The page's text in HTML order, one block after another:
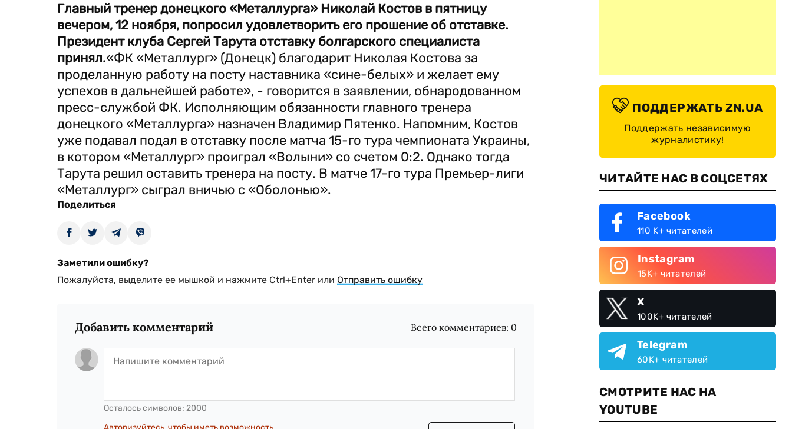
Главный тренер донецкого «Металлурга» Николай Костов в пятницу
вечером, 12 ноября, попросил удовлетворить его прошение об отставке.
Президент клуба Сергей Тарута отставку болгарского специалиста
принял.«ФК «Металлург» (Донецк) благодарит Николая Костова за
проделанную работу на посту наставника «сине-белых» и желает ему
успехов в дальнейшей работе», - говорится в заявлении, обнародованном
пресс-службой ФК. Исполняющим обязанности главного тренера
донецкого «Металлурга» назначен Владимир Пятенко. Напомним, Костов
уже подавал подал в отставку после матча 15-го тура чемпионата Украины,
в котором «Металлург» проиграл «Волыни» со счетом 0:2. Однако тогда
Тарута решил оставить тренера на посту. В матче 17-го тура Премьер-лиги
«Металлург» сыграл вничью с «Оболонью».
Поделиться
Заметили ошибку?
Пожалуйста, выделите ее мышкой и нажмите Ctrl+Enter или Отправить ошибку
Добавить комментарий Всего комментариев: 0
Осталось символов: 2000
ПОДДЕРЖАТЬ ZN.UA
Поддержать независимую
журналистику!
ЧИТАЙТЕ НАС В СОЦСЕТЯХ
Facebook
110 K+ читателей
Instagram
15K+ читателей
X
100K+ читателей
Telegram
60K+ читателей
СМОТРИТЕ НАС НА
YOUTUBE